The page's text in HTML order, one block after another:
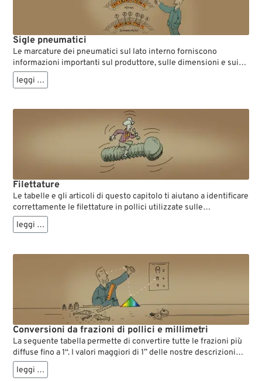
Sigle pneumatici
Le marcature dei pneumatici sul lato interno forniscono
informazioni importanti sul produttore, sulle dimensioni e sui
dati prestazionali, e sono estremamente utili per scegliere lo
pneumatico giusto per la tua Harley-Davidson. Esistono tre
e alfanumerico (termine scelto liberamente, composto da una
combinazione di lettere e numeri). Le tabelle in questa pagina
leggi …
Filettature
Le tabelle e gli articoli di questo capitolo ti aiutano a identificare
correttamente le filettature in pollici utilizzate sulle
motociclette Harley-Davidson e a confrontarle con le
equivalenti metriche. Contengono informazioni sui diametri di
filettatura nel sistema di numerazione SAE e sulle filettature per
tubi SAE. In questo modo puoi selezionare e installare
correttamente viti e componenti.
leggi …
Conversioni da frazioni di pollici e millimetri
La seguente tabella permette di convertire tutte le frazioni più
diffuse fino a 1“. I valori maggiori di 1” delle nostre descrizioni
dei prodotti vengono sempre indicati nella forma #-#/#. P. es,
per convertire 3-11/64 in mm, occorre procedere come segue:
leggi …